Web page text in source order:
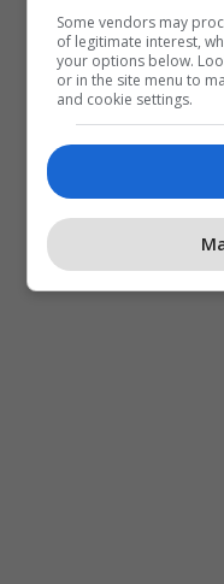
Some vendors may
of legitimate interest,
your options below.
or in the site menu to
and cookie settings.